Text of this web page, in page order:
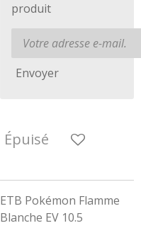
produit
Envoyer
Épuisé
ETB Pokémon Flamme
Blanche EV 10.5